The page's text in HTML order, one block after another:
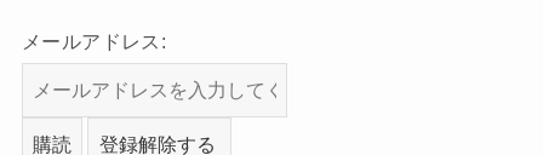
メールアドレス: